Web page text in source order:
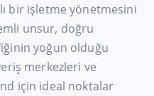
bir işletme yönetmesini
unsur, doğru
yoğun olduğu
merkezleri ve
için ideal noktalar